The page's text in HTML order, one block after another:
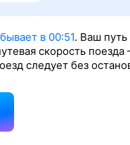
в 00:51. Ваш
скорость
следует без